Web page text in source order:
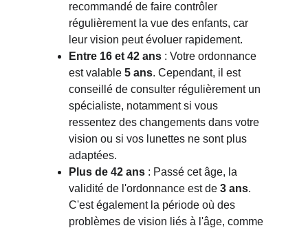
recommandé de faire contrôler
régulièrement la vue des enfants, car
leur vision peut évoluer rapidement.
Entre 16 et 42 ans : Votre ordonnance
est valable 5 ans. Cependant, il est
conseillé de consulter régulièrement un
spécialiste, notamment si vous
ressentez des changements dans votre
vision ou si vos lunettes ne sont plus
adaptées.
Plus de 42 ans : Passé cet âge, la
validité de l'ordonnance est de 3 ans.
C'est également la période où des
problèmes de vision liés à l'âge, comme